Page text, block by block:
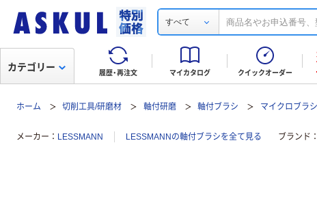
すべて
履歴・再注文 マイカタログ クイックオーダー
カテゴリー
ホーム 切削工具/研磨材 軸付研磨 軸付ブラシ マイクロブラ
メーカー LESSMANN LESSMANNの軸付ブラシを全て見る ブランド